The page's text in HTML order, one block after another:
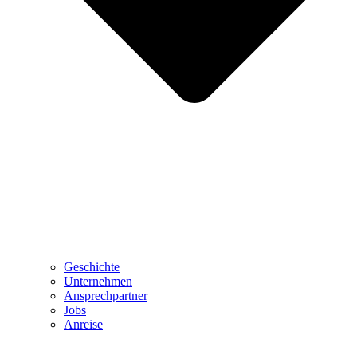
Geschichte
Unternehmen
Ansprechpartner
Jobs
Anreise